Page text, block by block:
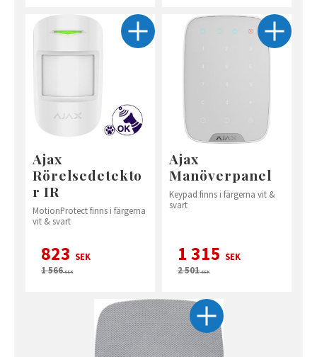
Ajax
Rörelsedetekto
r IR
MotionProtect finns i färgerna
vit & svart
823 SEK
1 566SEK
Ajax
Manöverpanel
Keypad finns i färgerna vit &
svart
1 315 SEK
2 501SEK